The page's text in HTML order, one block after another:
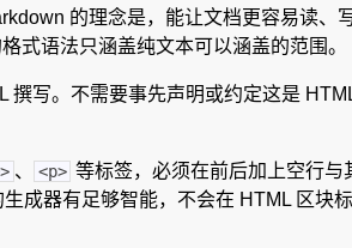
的理念是，能让文档更容易读、
式语法只涵盖纯文本可以涵盖的范围。
写。不需要事先声明或约定这是
、 <p> 等标签，必须在前后加上空行与
成器有足够智能，不会在 HTML 区块